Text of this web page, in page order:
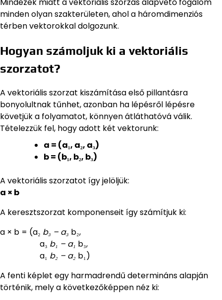
minden olyan szakterületen, ahol a háromdimenziós
térben vektorokkal dolgozunk.
Hogyan számoljuk ki a vektoriális
szorzatot?
A vektoriális szorzat kiszámítása első pillantásra
bonyolultnak tűnhet, azonban ha lépésről lépésre
követjük a folyamatot, könnyen átláthatóvá válik.
Tételezzük fel, hogy adott két vektorunk:
a = (a₁, a₂, a₃)
b = (b₁, b₂, b₃)
A vektoriális szorzatot így jelöljük:
a × b
A keresztszorzat komponenseit így számítjuk ki:
a × b = (a₂ b₃ – a₃ b₂,
a₃ b₁ – a₁ b₃,
a₁ b₂ – a₂ b₁)
A fenti képlet egy harmadrendű determináns alapján
történik, mely a következőképpen néz ki: